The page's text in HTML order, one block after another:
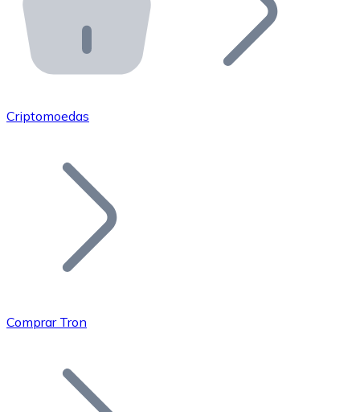
API Bitnovo
Integre nossa API no seu ecossistema.
Junte-se à nossa rede de revendedores e comercialize
Adicione o token do seu projeto ao nosso serviço de
Bitcoin
Criptomoedas
Comprar Tron